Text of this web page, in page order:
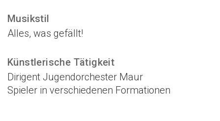
Musikstil
Alles, was gefällt!
Künstlerische Tätigkeit
Dirigent Jugendorchester Maur
Spieler in verschiedenen Formationen